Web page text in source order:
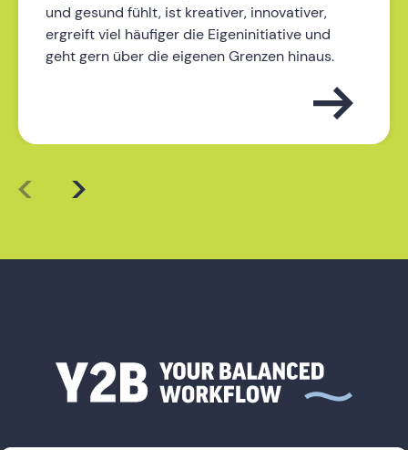
und gesund fühlt, ist kreativer, innovativer,
ergreift viel häufiger die Eigeninitiative und
geht gern über die eigenen Grenzen hinaus.